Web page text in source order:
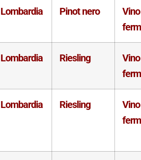
Lombardia Pinot nero
Vino
Lombardia Riesling
Vino
Lombardia Riesling
Vino